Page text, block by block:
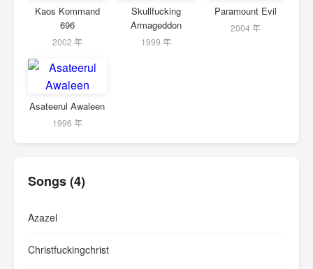
Kaos Kommand
696
2002 年
Skullfucking
Armageddon
1999 年
Paramount Evil
2004 年
Asateerul Awaleen
1996 年
Songs (4)
Azazel
Christfuckingchrist